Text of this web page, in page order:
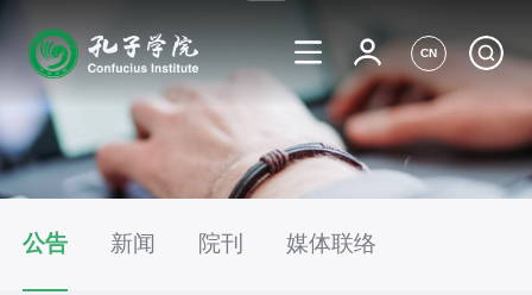
CN
公告 新闻 院刊 媒体联络